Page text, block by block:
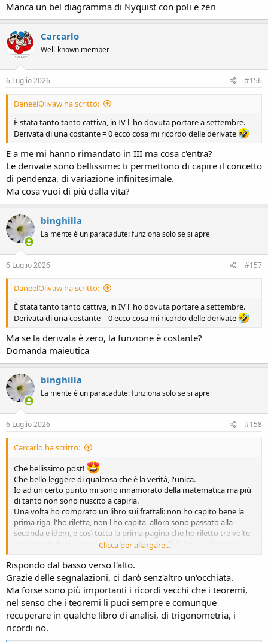
Mi sono fermato a Navier-Stocks (che non ho mai dimostrato!
ai sistemi di equazioni differenziali che in teoria dovrebbero servirmi
sul lavoro, ma poi vado a orecchio e aggiusto con le mani e alla
faccia della risonanza, non vibra più nulla.
Un mese fa dovevo progettare una superficie con nove fori di tre
diametri diversi disposti a raggi e angoli diversi e il primo passo era
definire la distanza del loro centro dal centro del cerchio e i rispettivi
angoli.
niente, dopo ore non riuscivo a venirne fuori e alla disperata ho
i calcoli ma non ho nemmeno capito perché!
Mi sto dimenticando tutto, ma è che la testa è così e man mano che
Però, cavolo, se ne poteva scappare qualche vecchio ricordo invece
del teorema dei seni, ma poco male perché quest'anno mio figlio
inizia con la trigonometria e mi ristudio tutto.
Se vuoi, puoi dare un'occhiata a:
1. Le gioie del pigreco
threads/10662/
2. L'ultimo teorema di Fermat
https://www.forumlibri.com/xf/index.php?threads/10008/page-2
3. L'uomo che amava solo i numeri
https://www.forumlibri.com/xf/index.php?threads/4583/
un libro che parla di numeri, una vera follia, ma non lo trovo più i
Manca un bel diagramma di Nyquist con poli e zeri
Carcarlo
Well-known member
6 Luglio 2026 #156
DaneelOlivaw ha scritto:
È stata tanto tanto cattiva, in IV l' ho dovuta portare a settembre.
Derivata di una costante = 0 ecco cosa mi ricordo delle derivate
E a me mi hanno rimandato in III ma cosa c'entra?
Le derivate sono bellissime: ti permettono di capire il concetto
di pendenza, di variazione infinitesimale.
Ma cosa vuoi di più dalla vita?
binghilla
La mente è un paracadute: funziona solo se si apre
6 Luglio 2026 #157
DaneelOlivaw ha scritto:
È stata tanto tanto cattiva, in IV l' ho dovuta portare a settembre.
Derivata di una costante = 0 ecco cosa mi ricordo delle derivate
Ma se la derivata è zero, la funzione è costante?
Domanda maieutica
binghilla
La mente è un paracadute: funziona solo se si apre
6 Luglio 2026 #158
Carcarlo ha scritto:
Che bellissimo post!
Che bello leggere di qualcosa che è la verità, l'unica.
Io ad un certo punto mi sono innamorato della matematica ma più
di tanto non sono riuscito a capirla.
Una volta ho comprato un libro sui frattali: non ho capito bene la
prima riga, l'ho riletta, non l'ho capita, allora sono passato alla
seconda e idem, e così tutta la prima pagina che ho riletto tre volte
inutilmente fino a rimettere il libro a posto. Bo', fino a lì la mia testa
Mi sono fermato a Navier-Stocks (che non ho mai dimostrato!
ai sistemi di equazioni differenziali che in teoria dovrebbero servirmi
sul lavoro, ma poi vado a orecchio e aggiusto con le mani e alla
faccia della risonanza, non vibra più nulla.
Un mese fa dovevo progettare una superficie con nove fori di tre
diametri diversi disposti a raggi e angoli diversi e il primo passo era
definire la distanza del loro centro dal centro del cerchio e i rispettivi
Clicca per allargare...
Rispondo dal basso verso l'alto.
Grazie delle segnalazioni, ci darò senz'altro un'occhiata.
Ma forse sono più importanti i ricordi vecchi che i teoremi,
nel senso che i teoremi li puoi sempre e comunque
recuperare in qualche libro di analisi, di trigonometria, i
ricordi no.